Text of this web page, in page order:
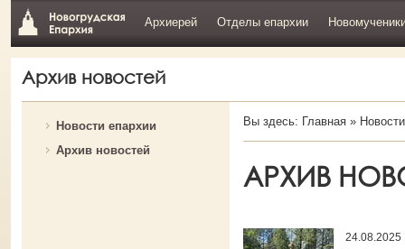
Архиерей Отделы епархии
Архив новостей
Новости епархии
Архив новостей
Вы здесь: Главная» Новости
АРХИВ